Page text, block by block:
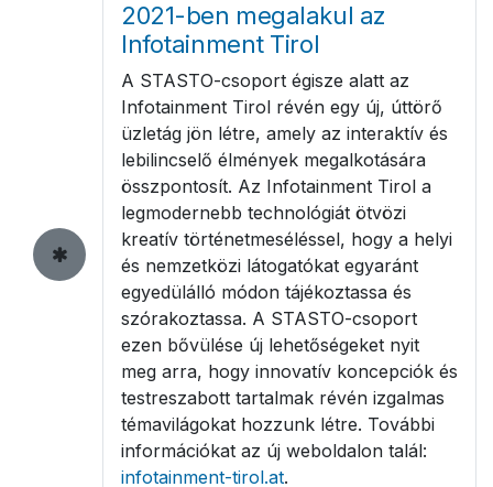
2021-ben megalakul az
Infotainment Tirol
A STASTO-csoport égisze alatt az
Infotainment Tirol révén egy új, úttörő
üzletág jön létre, amely az interaktív és
lebilincselő élmények megalkotására
összpontosít. Az Infotainment Tirol a
legmodernebb technológiát ötvözi
kreatív történetmeséléssel, hogy a helyi
és nemzetközi látogatókat egyaránt
egyedülálló módon tájékoztassa és
szórakoztassa. A STASTO-csoport
ezen bővülése új lehetőségeket nyit
meg arra, hogy innovatív koncepciók és
testreszabott tartalmak révén izgalmas
témavilágokat hozzunk létre. További
információkat az új weboldalon talál:
infotainment-tirol.at.